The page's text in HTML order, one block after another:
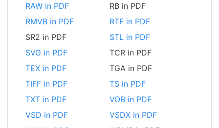
RAW in PDF
RB in PDF
RMVB in PDF
RTF in PDF
SR2 in PDF
STL in PDF
SVG in PDF
TCR in PDF
TEX in PDF
TGA in PDF
TIFF in PDF
TS in PDF
TXT in PDF
VOB in PDF
VSD in PDF
VSDX in PDF